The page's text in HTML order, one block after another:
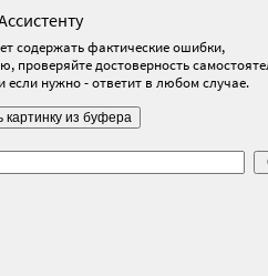
содержать фактические ошибки,
проверяйте достоверность
если нужно - ответит в любом случае.